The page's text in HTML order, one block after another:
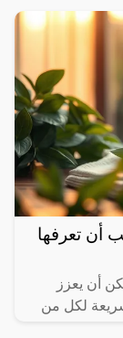
يجب أن تعرفها
أن يعزز
لكل من